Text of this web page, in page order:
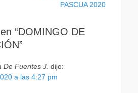
PASCUA 2020
“DOMINGO DE
De Fuentes J. dijo:
a las 4:27 pm